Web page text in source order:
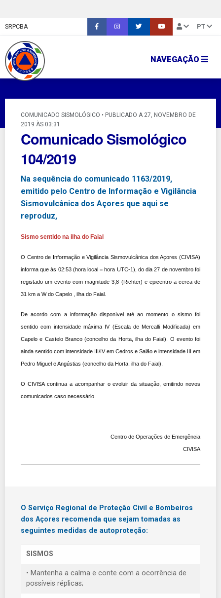
SRPCBA PT
NAVEGAÇÃO
COMUNICADO SISMOLÓGICO • PUBLICADO A 27, NOVEMBRO DE
2019 ÀS 03:31
Comunicado Sismológico
104/2019
Na sequência do comunicado 1163/2019,
emitido pelo Centro de Informação e Vigilância
Sismovulcânica dos Açores que aqui se
reproduz,
Sismo sentido na ilha do Faial
O Centro de Informação e Vigilância Sismovulcânica dos Açores (CIVISA)
informa que às 02:53 (hora local = hora UTC-1), do dia 27 de novembro foi
registado um evento com magnitude 3,8 (Richter) e epicentro a cerca de
31 km a W do Capelo , ilha do Faial.
De acordo com a informação disponível até ao momento o sismo foi
sentido com intensidade máxima IV (Escala de Mercalli Modificada) em
Capelo e Castelo Branco (concelho da Horta, ilha do Faial). O evento foi
ainda sentido com intensidade III/IV em Cedros e Salão e intensidade III em
Pedro Miguel e Angústias (concelho da Horta, ilha do Faial).
O CIVISA continua a acompanhar o evoluir da situação, emitindo novos
comunicados caso necessário.
Centro de Operações de Emergência
CIVISA
O Serviço Regional de Proteção Civil e Bombeiros
dos Açores recomenda que sejam tomadas as
seguintes medidas de autoproteção:
SISMOS
• Mantenha a calma e conte com a ocorrência de
possíveis réplicas;